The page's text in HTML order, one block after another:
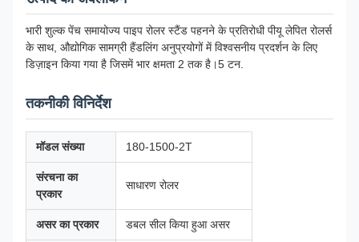
भारी शुल्क पेंच समायोज्य पाइप रोलर स्टैंड पहनने के प्रतिरोधी पीयू लेपित रोलर्स
के साथ, औद्योगिक सामग्री हैंडलिंग अनुप्रयोगों में विश्वसनीय प्रदर्शन के लिए
डिज़ाइन किया गया है जिसमें भार क्षमता 2 तक है।5 टन.
तकनीकी विनिर्देश
मॉडल संख्या 180-1500-2T
संरचना का
प्रकार
साधारण रोलर
असर का प्रकार डबल सील किया हुआ असर